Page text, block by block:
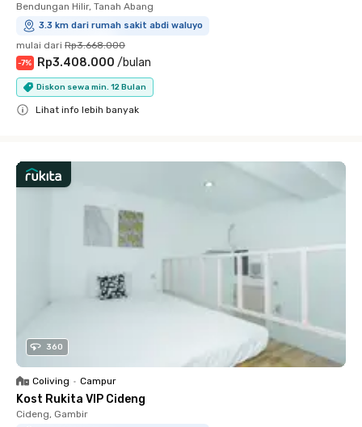
Bendungan Hilir, Tanah Abang
3.3 km dari rumah sakit abdi waluyo
mulai dari Rp3.668.000
-7% Rp3.408.000 /bulan
Diskon sewa min. 12 Bulan
Lihat info lebih banyak
360
Coliving • Campur
Kost Rukita VIP Cideng
Cideng, Gambir